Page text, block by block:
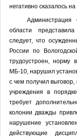
негативно сказалось на
области
следует, что
России по
трудоустроен,
МБ-10, нарушил
с чем получил выговор,
учреждения в
требует
колонии дважды
нарушение
действующие